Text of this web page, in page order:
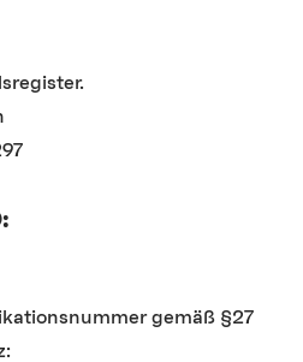
gemäß §27